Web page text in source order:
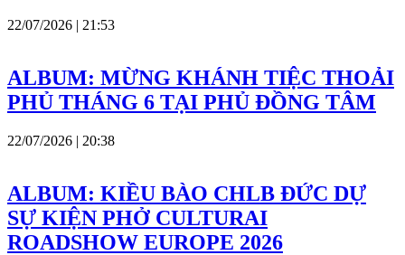
22/07/2026 | 21:53
ALBUM: MỪNG KHÁNH TIỆC THOẢI
PHỦ THÁNG 6 TẠI PHỦ ĐỒNG TÂM
22/07/2026 | 20:38
ALBUM: KIỀU BÀO CHLB ĐỨC DỰ
SỰ KIỆN PHỞ CULTURAI
ROADSHOW EUROPE 2026